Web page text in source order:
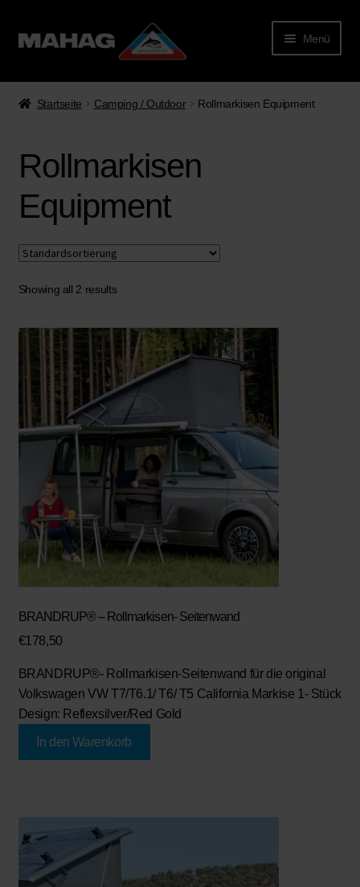
Menü
Startseite Camping / Outdoor Rollmarkisen Equipment
Rollmarkisen
Equipment
Showing all 2 results
BRANDRUP® – Rollmarkisen- Seitenwand
€178,50
BRANDRUP®- Rollmarkisen-Seitenwand für die original
Volkswagen VW T7/T6.1/ T6/ T5 California Markise 1- Stück
Design: Reflexsilver/Red Gold
In den Warenkorb